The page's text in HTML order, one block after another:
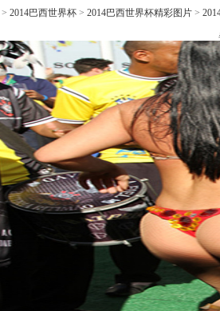
> 2014巴西世界杯 > 2014巴西世界杯精彩图片 >